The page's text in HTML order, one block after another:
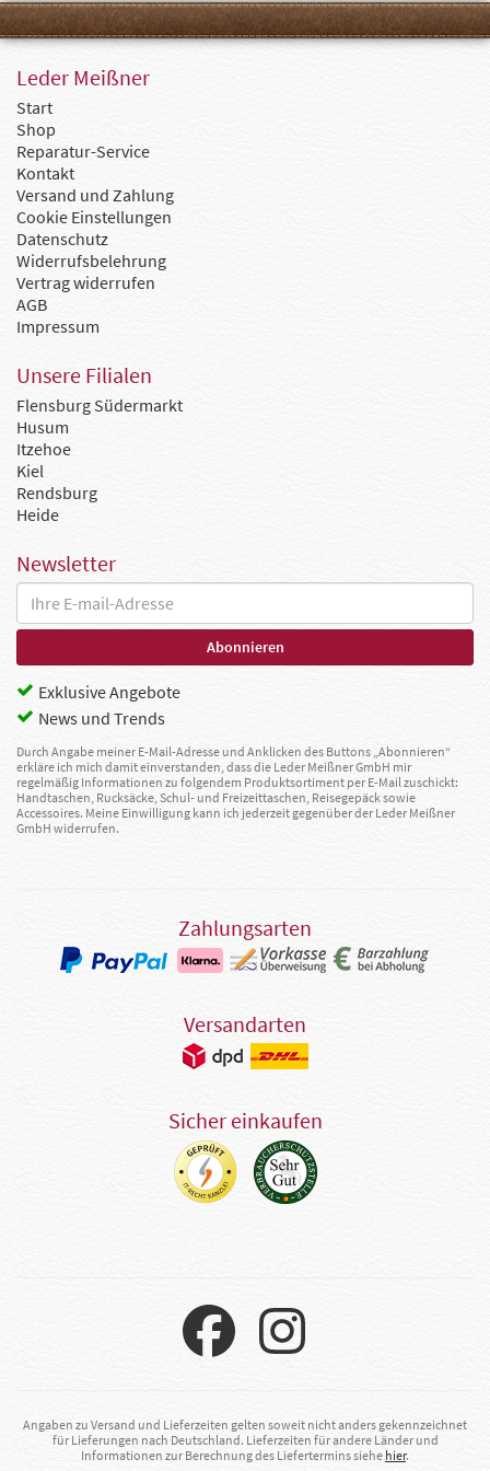
Leder Meißner
Start
Shop
Reparatur-Service
Kontakt
Versand und Zahlung
Cookie Einstellungen
Datenschutz
Widerrufsbelehrung
Vertrag widerrufen
AGB
Impressum
Unsere Filialen
Flensburg Südermarkt
Husum
Itzehoe
Kiel
Rendsburg
Heide
Newsletter
Exklusive Angebote
News und Trends
Durch Angabe meiner E-Mail-Adresse und Anklicken des Buttons „Abonnieren“
erkläre ich mich damit einverstanden, dass die Leder Meißner GmbH mir
regelmäßig Informationen zu folgendem Produktsortiment per E-Mail zuschickt:
Handtaschen, Rucksäcke, Schul- und Freizeittaschen, Reisegepäck sowie
Accessoires. Meine Einwilligung kann ich jederzeit gegenüber der Leder Meißner
GmbH widerrufen.
Zahlungsarten
Versandarten
Sicher einkaufen
Angaben zu Versand und Lieferzeiten gelten soweit nicht anders gekennzeichnet
für Lieferungen nach Deutschland. Lieferzeiten für andere Länder und
Informationen zur Berechnung des Liefertermins siehe hier.